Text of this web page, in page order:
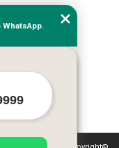
WhatsApp.